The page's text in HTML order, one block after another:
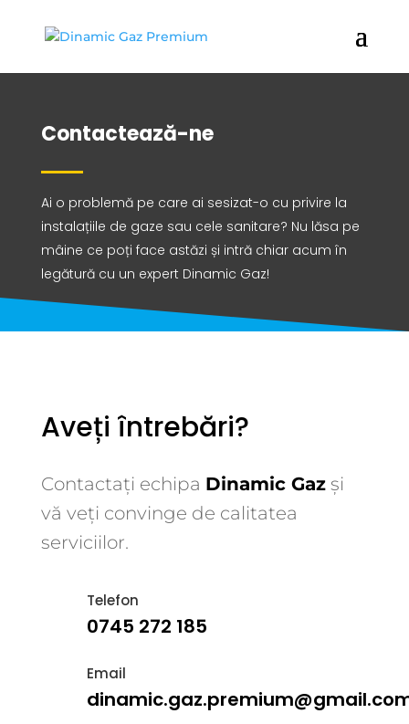
Contactează-ne
Ai o problemă pe care ai sesizat-o cu privire la
instalațiile de gaze sau cele sanitare? Nu lăsa pe
mâine ce poți face astăzi și intră chiar acum în
legătură cu un expert Dinamic Gaz!
Aveți întrebări?
Contactați echipa Dinamic Gazși
vă veți convinge de calitatea
serviciilor.
Telefon
0745 272 185
Email